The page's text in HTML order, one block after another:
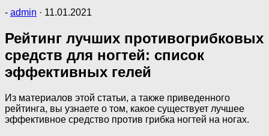
- admin · 11.01.2021
Рейтинг лучших противогрибковых
средств для ногтей: список
эффективных гелей
Из материалов этой статьи, а также приведенного
рейтинга, вы узнаете о том, какое существует лучшее
эффективное средство против грибка ногтей на ногах.